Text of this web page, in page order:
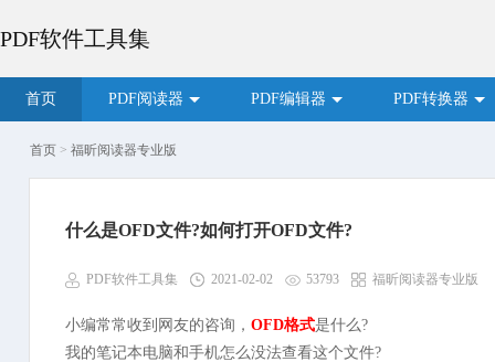
PDF软件工具集
首页 PDF阅读器 PDF编辑器 PDF转换器
首页 > 福昕阅读器专业版
什么是OFD文件?如何打开OFD文件?
PDF软件工具集 2021-02-02 53793 福昕阅读器专业版
小编常常收到网友的咨询， OFD格式是什么?
我的笔记本电脑和手机怎么没法查看这个文件?